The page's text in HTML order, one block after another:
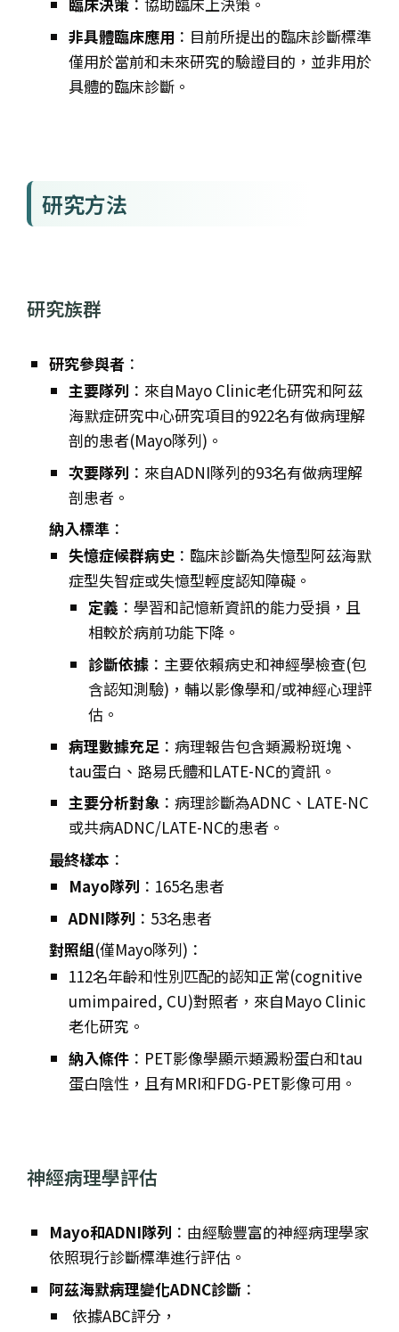
非具體臨床應用 ：目前所提出的臨床診斷標準
僅用於當前和未來研究的驗證目的，並非用於
具體的臨床診斷。
研究方法
研究族群
研究參與者 ：
主要隊列 ：來自Mayo Clinic老化研究和阿茲
海默症研究中心研究項目的922名有做病理解
剖的患者(Mayo隊列)。
次要隊列 ：來自ADNI隊列的93名有做病理解
剖患者。
納入標準 ：
失憶症候群病史 ：臨床診斷為失憶型阿茲海默
症型失智症或失憶型輕度認知障礙。
定義 ：學習和記憶新資訊的能力受損，且
相較於病前功能下降。
診斷依據 ：主要依賴病史和神經學檢查(包
含認知測驗)，輔以影像學和/或神經心理評
估。
病理數據充足 ：病理報告包含類澱粉斑塊、
tau蛋白、路易氏體和LATE-NC的資訊。
主要分析對象 ：病理診斷為ADNC、LATE-NC
或共病ADNC/LATE-NC的患者。
最終樣本 ：
Mayo隊列 ：165名患者
ADNI隊列 ：53名患者
對照組(僅Mayo隊列)：
112名年齡和性別匹配的認知正常(cognitive
umimpaired, CU)對照者，來自Mayo Clinic
老化研究。
納入條件 ：PET影像學顯示類澱粉蛋白和tau
蛋白陰性，且有MRI和FDG-PET影像可用。
神經病理學評估
Mayo和ADNI隊列 ：由經驗豐富的神經病理學家
依照現行診斷標準進行評估。
阿茲海默病理變化ADNC診斷 ：
依據ABC評分，